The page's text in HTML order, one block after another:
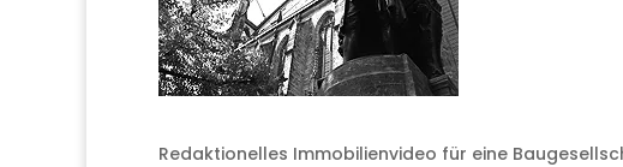
Redaktionelles Immobilienvideo für eine